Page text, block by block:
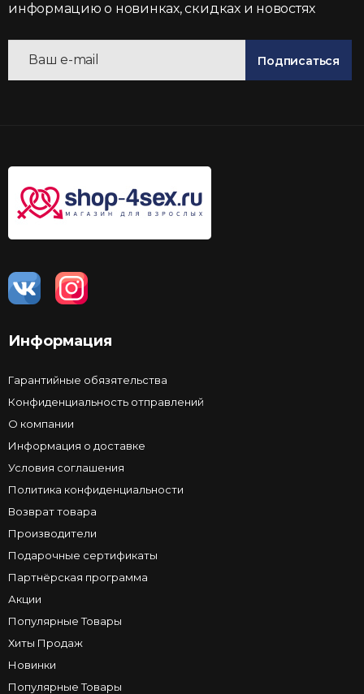
информацию о новинках, скидках и новостях
Подписаться
Информация
Гарантийные обязятельства
Конфиденциальность отправлений
О компании
Информация о доставке
Условия соглашения
Политика конфиденциальности
Возврат товара
Производители
Подарочные сертификаты
Партнёрская программа
Акции
Популярные Товары
Хиты Продаж
Новинки
Популярные Товары